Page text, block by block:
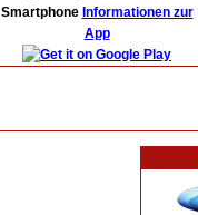
Smartphone Informationen zur
App